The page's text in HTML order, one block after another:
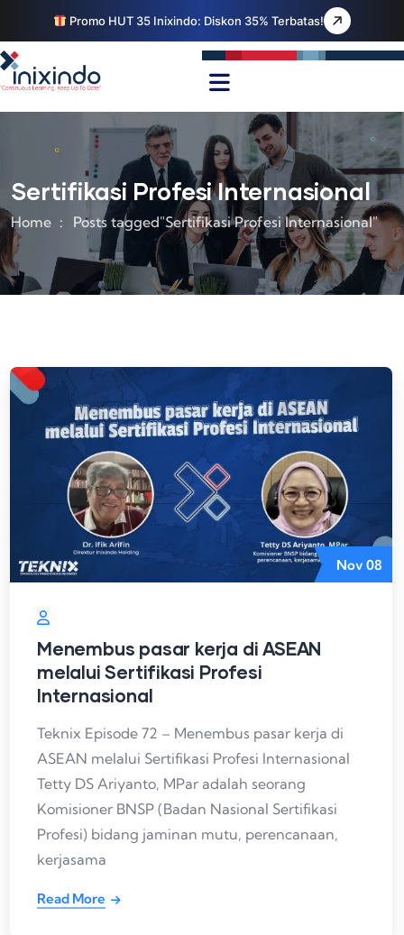
Promo HUT 35 Inixindo: Diskon 35% Terbatas!
Sertifikasi Profesi Internasional
Home Posts tagged"Sertifikasi Profesi Internasional"
Nov 08
Menembus pasar kerja di ASEAN
melalui Sertifikasi Profesi
Internasional
Teknix Episode 72 – Menembus pasar kerja di
ASEAN melalui Sertifikasi Profesi Internasional
Tetty DS Ariyanto, MPar adalah seorang
Komisioner BNSP (Badan Nasional Sertifikasi
Profesi) bidang jaminan mutu, perencanaan,
kerjasama
Read More